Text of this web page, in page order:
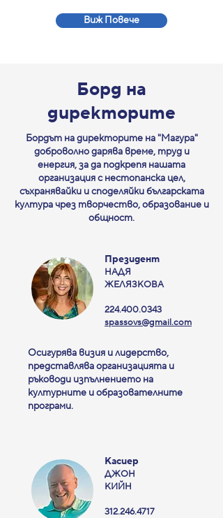
Виж Повече
Борд на
директорите
Бордът на директорите на "Магура"
доброволно дарява време, труд и
енергия, за да подкрепя нашата
организация с нестопанска цел,
съхранявайки и споделяйки българската
култура чрез творчество, образование и
общност.
Президент
НАДЯ
ЖЕЛЯЗКОВА
224.400.0343
spassovs@gmail.com
Осигурява визия и лидерство,
представлява организацията и
ръководи изпълнението на
културните и образователните
програми.
Касиер
ДЖОН
КИЙН
312.246.4717